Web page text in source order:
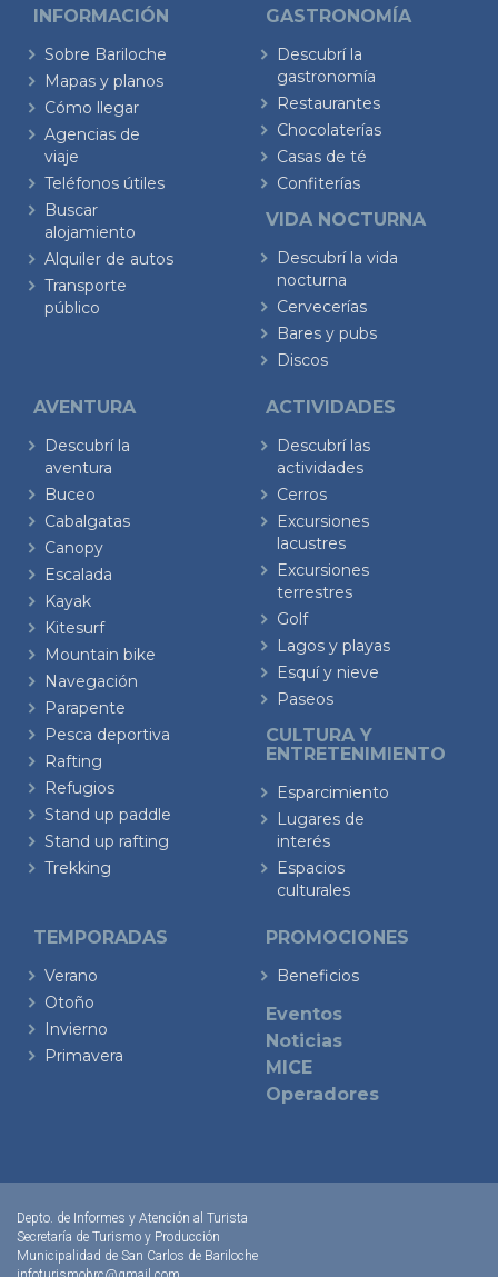
INFORMACIÓN
Sobre Bariloche
Mapas y planos
Cómo llegar
Agencias de
viaje
Teléfonos útiles
Buscar
alojamiento
Alquiler de autos
Transporte
público
GASTRONOMÍA
Descubrí la
gastronomía
Restaurantes
Chocolaterías
Casas de té
Confiterías
VIDA NOCTURNA
Descubrí la vida
nocturna
Cervecerías
Bares y pubs
Discos
AVENTURA
Descubrí la
aventura
Buceo
Cabalgatas
Canopy
Escalada
Kayak
Kitesurf
Mountain bike
Navegación
Parapente
Pesca deportiva
Rafting
Refugios
Stand up paddle
Stand up rafting
Trekking
ACTIVIDADES
Descubrí las
actividades
Cerros
Excursiones
lacustres
Excursiones
terrestres
Golf
Lagos y playas
Esquí y nieve
Paseos
CULTURA Y
ENTRETENIMIENTO
Esparcimiento
Lugares de
interés
Espacios
culturales
TEMPORADAS
Verano
Otoño
Invierno
Primavera
PROMOCIONES
Beneficios
Eventos
Noticias
MICE
Operadores
Depto. de Informes y Atención al Turista
Secretaría de Turismo y Producción
Municipalidad de San Carlos de Bariloche